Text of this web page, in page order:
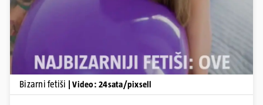
Bizarni fetiši | Video: 24sata/pixsell